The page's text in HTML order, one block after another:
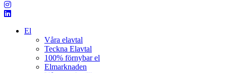
El
Våra elavtal
Teckna Elavtal
100% förnybar el
Elmarknaden